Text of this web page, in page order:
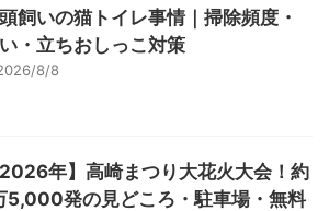
飼いの猫トイレ事情｜掃除頻度・
・立ちおしっこ対策
8/8
2026年】高崎まつり大花火大会！約
5,000発の見どころ・駐車場・無料